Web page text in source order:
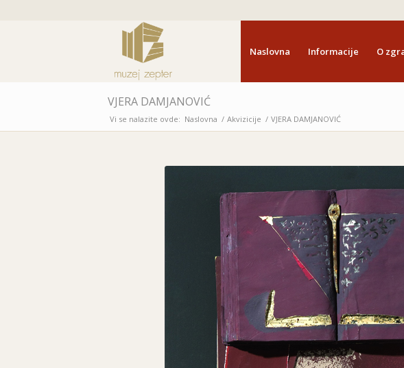
Naslovna Informacije O
VJERA DAMJANOVIĆ
Vi se nalazite ovde: Naslovna / Akvizicije / VJERA DAMJANOVIĆ